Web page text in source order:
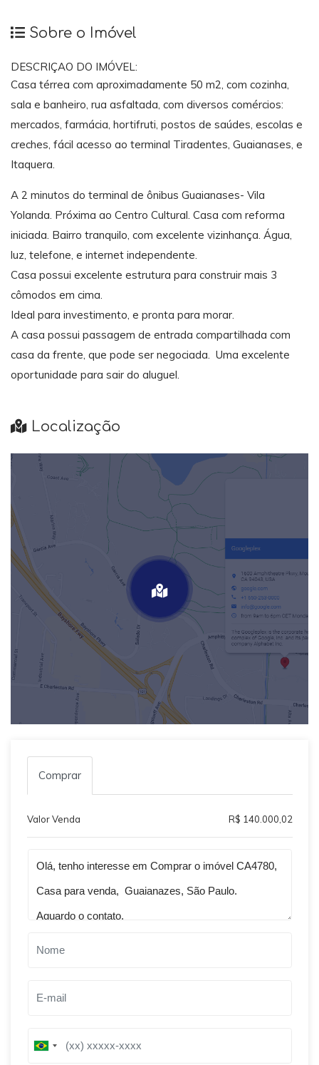
Sobre o Imóvel
DESCRIÇAO DO IMÓVEL:
Casa térrea com aproximadamente 50 m2, com cozinha,
sala e banheiro, rua asfaltada, com diversos comércios:
mercados, farmácia, hortifruti, postos de saúdes, escolas e
creches, fácil acesso ao terminal Tiradentes, Guaianases, e
Itaquera.
A 2 minutos do terminal de ônibus Guaianases- Vila
Yolanda. Próxima ao Centro Cultural. Casa com reforma
iniciada. Bairro tranquilo, com excelente vizinhança. Água,
luz, telefone, e internet independente.
Casa possui excelente estrutura para construir mais 3
cômodos em cima.
Ideal para investimento, e pronta para morar.
A casa possui passagem de entrada compartilhada com
casa da frente, que pode ser negociada. Uma excelente
oportunidade para sair do aluguel.
Localização
Comprar
Valor Venda R$ 140.000,02
B